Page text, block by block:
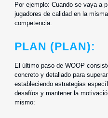
Por ejemplo: Cuando se vaya a
jugadores de calidad en la
competencia.
PLAN (PLAN):
El último paso de WOOP
concreto y detallado para
estableciendo estrategias
desafíos y mantener la
mismo: